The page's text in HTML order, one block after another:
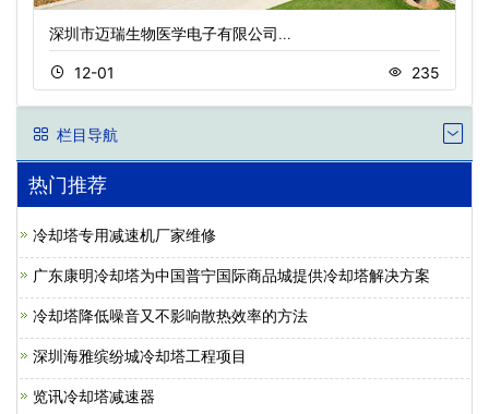
深圳市迈瑞生物医学电子有限公司…
12-01 235
栏目导航
热门推荐
冷却塔专用减速机厂家维修
广东康明冷却塔为中国普宁国际商品城提供冷却塔解决方案
冷却塔降低噪音又不影响散热效率的方法
深圳海雅缤纷城冷却塔工程项目
览讯冷却塔减速器